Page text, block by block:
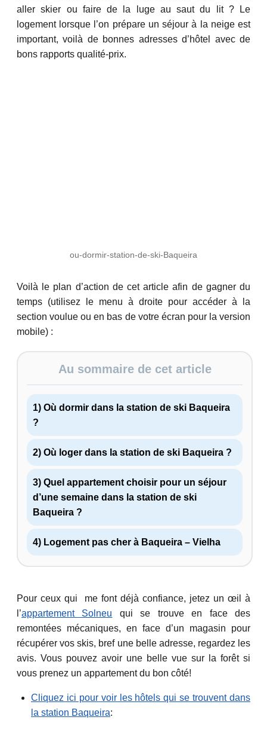
aller skier ou faire de la luge au saut du lit ? Le
logement lorsque l’on prépare un séjour à la neige est
important, voilà de bonnes adresses d’hôtel avec de
bons rapports qualité-prix.
ou-dormir-station-de-ski-Baqueira
Voilà le plan d’action de cet article afin de gagner du
temps (utilisez le menu à droite pour accéder à la
section voulue ou en bas de votre écran pour la version
mobile) :
Au sommaire de cet article
1) Où dormir dans la station de ski Baqueira
?
2) Où loger dans la station de ski Baqueira ?
3) Quel appartement choisir pour un séjour
d’une semaine dans la station de ski
Baqueira ?
4) Logement pas cher à Baqueira – Vielha
Pour ceux qui me font déjà confiance, jetez un œil à
l’appartement Solneu qui se trouve en face des
remontées mécaniques, en face d’un magasin pour
récupérer vos skis, bref une belle adresse, regardez les
avis. Vous pouvez avoir une belle vue sur la forêt si
vous prenez un appartement du bon côté!
Cliquez ici pour voir les hôtels qui se trouvent dans
la station Baqueira: